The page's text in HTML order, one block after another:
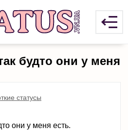
будто они у меня
статусы
они у меня есть.